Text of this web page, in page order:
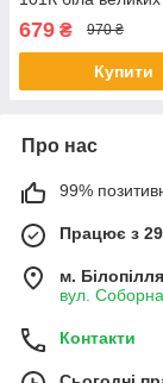
679 ₴ 970 ₴
Купити
Про нас
99%
Працює з
м. Білопілля
вул.
Контакти